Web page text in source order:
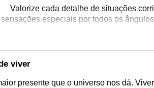
Valorize cada detalhe de situações
sensações especiais por todos os
muito difícil ficar deprimido
viver
presente que o universo nos dá.